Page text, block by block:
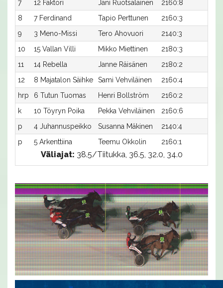
7
12 Faktori Jani Ruotsalainen 2160:8
8
7 Ferdinand Tapio Perttunen 2160:3
9
3 Meno-Missi Tero Ahovuori 2140:3
10
15 Vallan Villi Mikko Miettinen 2180:3
11
14 Rebella Janne Räisänen 2180:2
12
8 Majatalon Säihke Sami Vehviläinen 2160:4
hrp
6 Tutun Tuomas Henri Bollström 2160:2
k
10 Töyryn Poika Pekka Vehviläinen 2160:6
p
4 Juhannuspeikko Susanna Mäkinen 2140:4
p
5 Arkenttiina Teemu Okkolin 2160:1
Väliajat: 38.5/Tiitukka, 36.5, 32.0, 34.0